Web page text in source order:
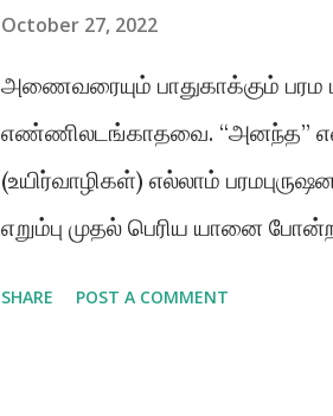
இட்ட பெயர், அபய் சரண் தே.
108 கோவில்களை நிறுவுவார்
தந்தை அவருக்கு
October 27, 2022
அணைவரையும் பாதுகாக்கும்
எண்ணிலடங்காதவை. “அனந்த”
(உயிர்வாழிகள்) எல்லாம்
எறும்பு முதல் பெரிய யானை
SHARE POST A COMMENT